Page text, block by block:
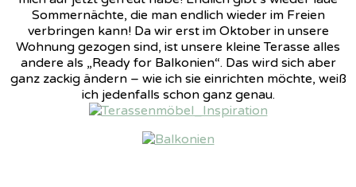
Sommernächte, die man endlich wieder im Freien
verbringen kann! Da wir erst im Oktober in unsere
Wohnung gezogen sind, ist unsere kleine Terasse alles
andere als „Ready for Balkonien“. Das wird sich aber
ganz zackig ändern – wie ich sie einrichten möchte, weiß
ich jedenfalls schon ganz genau.